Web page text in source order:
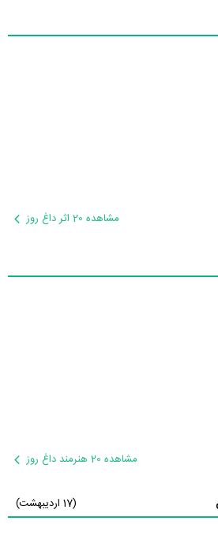
مشاهده 20 اثر داغ روز
مشاهده 20 هنرمند داغ روز
(17 اردیبهشت)